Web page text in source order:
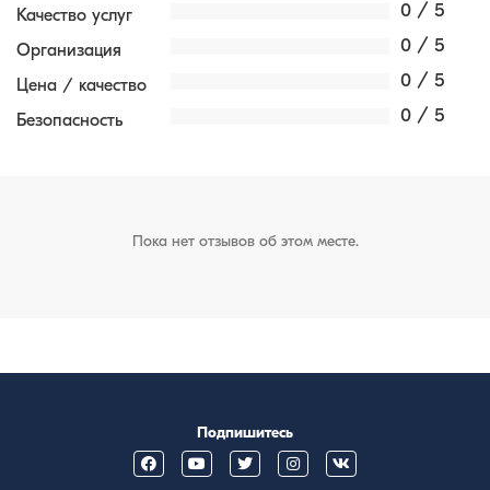
Качество услуг 0 / 5
Организация 0 / 5
Цена / качество 0 / 5
Безопасность 0 / 5
Пока нет отзывов об этом месте.
Подпишитесь